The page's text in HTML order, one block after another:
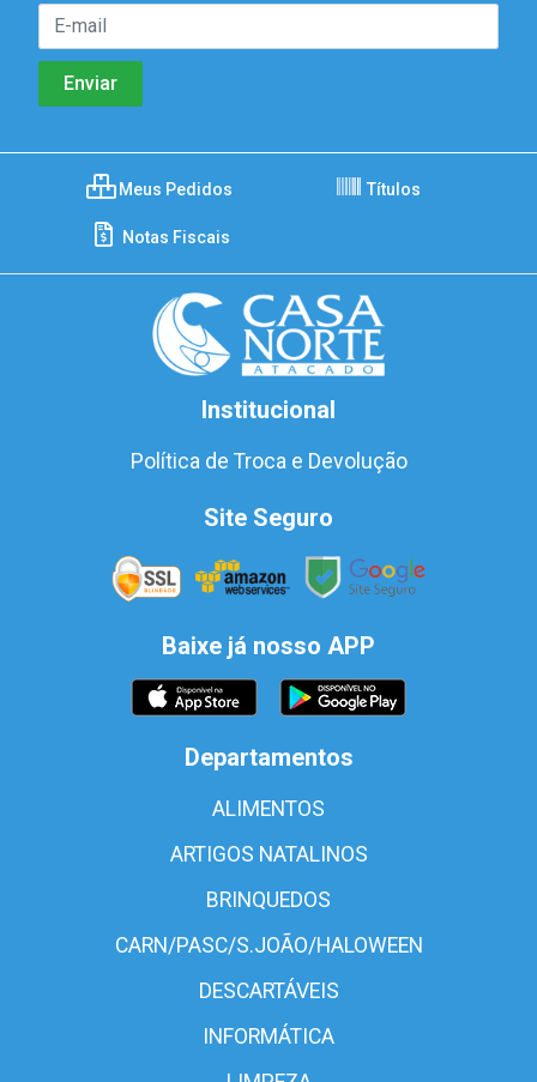
Meus Pedidos Títulos
Notas Fiscais
Institucional
Política de Troca e Devolução
Site Seguro
Baixe já nosso APP
Departamentos
ALIMENTOS
ARTIGOS NATALINOS
BRINQUEDOS
CARN/PASC/S.JOÃO/HALOWEEN
DESCARTÁVEIS
INFORMÁTICA